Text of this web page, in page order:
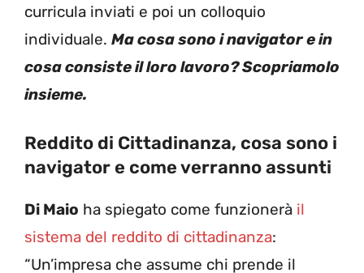
curricula inviati e poi un colloquio
individuale. Ma cosa sono i navigator e in
cosa consiste il loro lavoro? Scopriamolo
insieme.
Reddito di Cittadinanza, cosa sono i
navigator e come verranno assunti
Di Maio ha spiegato come funzionerà il
sistema del reddito di cittadinanza:
“Un’impresa che assume chi prende il